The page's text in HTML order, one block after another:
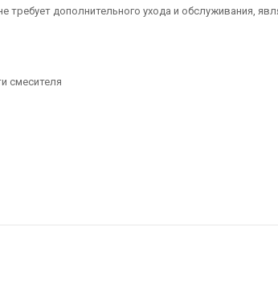
дополнительного ухода и обслуживания,
смесителя